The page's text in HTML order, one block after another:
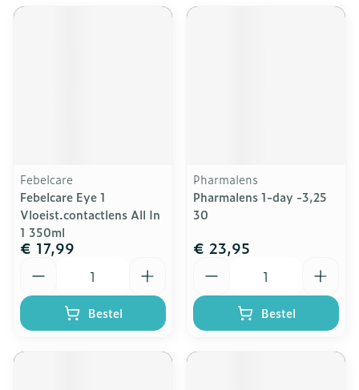
Febelcare
Febelcare Eye 1
Vloeist.contactlens All In
1 350ml
€ 17,99
Bestel
Pharmalens
Pharmalens 1-day -3,25
30
€ 23,95
Bestel